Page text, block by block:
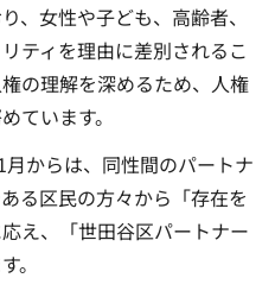
、女性や子ども、高齢者、
ティを理由に差別されるこ
の理解を深めるため、人権
ています。
からは、同性間のパートナ
る区民の方々から「存在を
え、「世田谷区パートナー
。